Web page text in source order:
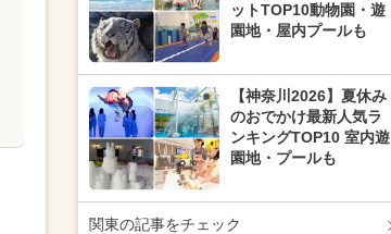
ットTOP10動物園・遊
園地・屋内プールも
【神奈川2026】夏休み
のおでかけ最新人気ラ
ンキングTOP10 室内遊
園地・プールも
関東の記事をチェック